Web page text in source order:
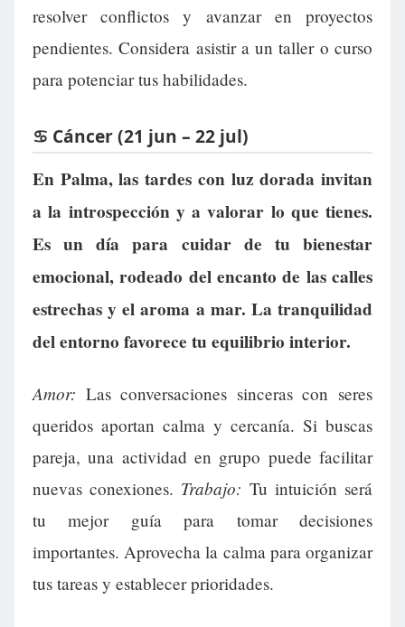
resolver conflictos y avanzar en proyectos
pendientes. Considera asistir a un taller o curso
para potenciar tus habilidades.
♋ Cáncer (21 jun – 22 jul)
En Palma, las tardes con luz dorada invitan
a la introspección y a valorar lo que tienes.
Es un día para cuidar de tu bienestar
emocional, rodeado del encanto de las calles
estrechas y el aroma a mar. La tranquilidad
del entorno favorece tu equilibrio interior.
Amor: Las conversaciones sinceras con seres
queridos aportan calma y cercanía. Si buscas
pareja, una actividad en grupo puede facilitar
nuevas conexiones. Trabajo: Tu intuición será
tu mejor guía para tomar decisiones
importantes. Aprovecha la calma para organizar
tus tareas y establecer prioridades.